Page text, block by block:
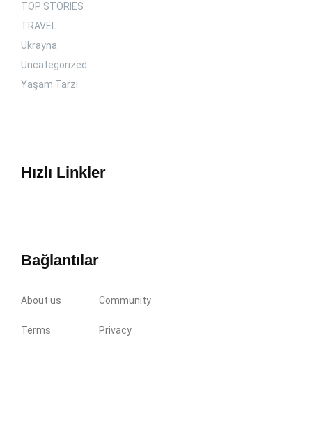
TOP STORIES
TRAVEL
Ukrayna
Uncategorized
Yaşam Tarzı
Hızlı Linkler
Bağlantılar
About us Community
Terms Privacy